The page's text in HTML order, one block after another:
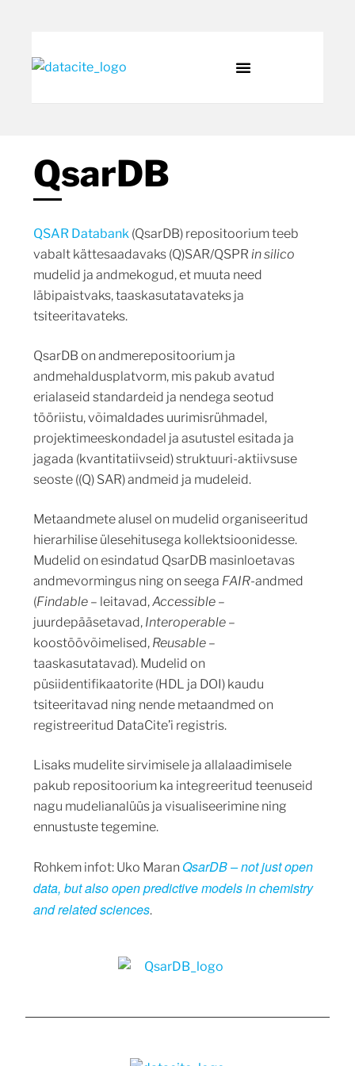
QsarDB
QSAR Databank (QsarDB) repositoorium teeb
vabalt kättesaadavaks (Q)SAR/QSPR in silico
mudelid ja andmekogud, et muuta need
läbipaistvaks, taaskasutatavateks ja
tsiteeritavateks.
QsarDB on andmerepositoorium ja
andmehaldusplatvorm, mis pakub avatud
erialaseid standardeid ja nendega seotud
tööriistu, võimaldades uurimisrühmadel,
projektimeeskondadel ja asutustel esitada ja
jagada (kvantitatiivseid) struktuuri-aktiivsuse
seoste ((Q) SAR) andmeid ja mudeleid.
Metaandmete alusel on mudelid organiseeritud
hierarhilise ülesehitusega kollektsioonidesse.
Mudelid on esindatud QsarDB masinloetavas
andmevormingus ning on seega FAIR-andmed
(Findable – leitavad,Accessible –
juurdepääsetavad, Interoperable –
koostöövõimelised, Reusable –
taaskasutatavad). Mudelid on
püsiidentifikaatorite (HDL ja DOI) kaudu
tsiteeritavad ning nende metaandmed on
registreeritud DataCite’i registris.
Lisaks mudelite sirvimisele ja allalaadimisele
pakub repositoorium ka integreeritud teenuseid
nagu mudelianalüüs ja visualiseerimine ning
ennustuste tegemine.
Rohkem infot: Uko Maran QsarDB – not just open
data, but also open predictive models in chemistry
and related sciences.